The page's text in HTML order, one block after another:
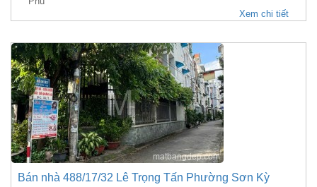
Xem chi tiết
Bán nhà 488/17/32 Lê Trọng Tấn Phường Sơn Kỳ